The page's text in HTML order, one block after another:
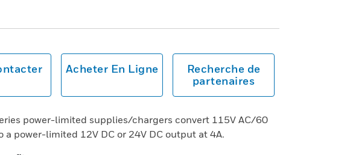
Acheter En Ligne
Recherche de
partenaires
power-limited supplies/chargers convert 115V AC/60
a power-limited 12V DC or 24V DC output at 4A.